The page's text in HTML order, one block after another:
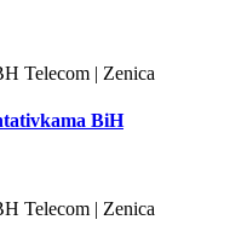
Telecom | Zenica
BiH
Telecom | Zenica